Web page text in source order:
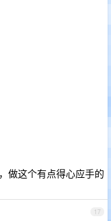
做这个有点得心应手的
17